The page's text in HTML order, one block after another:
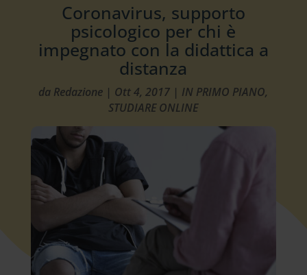
Coronavirus, supporto
psicologico per chi è
impegnato con la didattica a
distanza
da Redazione | Ott 4, 2017 | IN PRIMO PIANO,
STUDIARE ONLINE